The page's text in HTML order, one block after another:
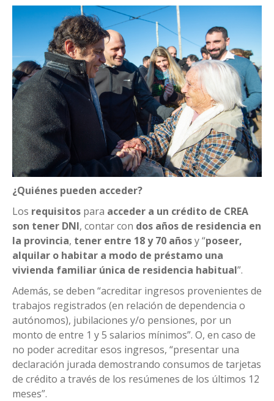
¿Quiénes pueden acceder?
Los requisitos para acceder a un crédito de CREA
son tener DNI, contar con dos años de residencia en
la provincia, tener entre 18 y 70 añosy “poseer,
alquilar o habitar a modo de préstamo una
vivienda familiar única de residencia habitual”.
Además, se deben “acreditar ingresos provenientes de
trabajos registrados (en relación de dependencia o
autónomos), jubilaciones y/o pensiones, por un
monto de entre 1 y 5 salarios mínimos”. O, en caso de
no poder acreditar esos ingresos, “presentar una
declaración jurada demostrando consumos de tarjetas
de crédito a través de los resúmenes de los últimos 12
meses”.